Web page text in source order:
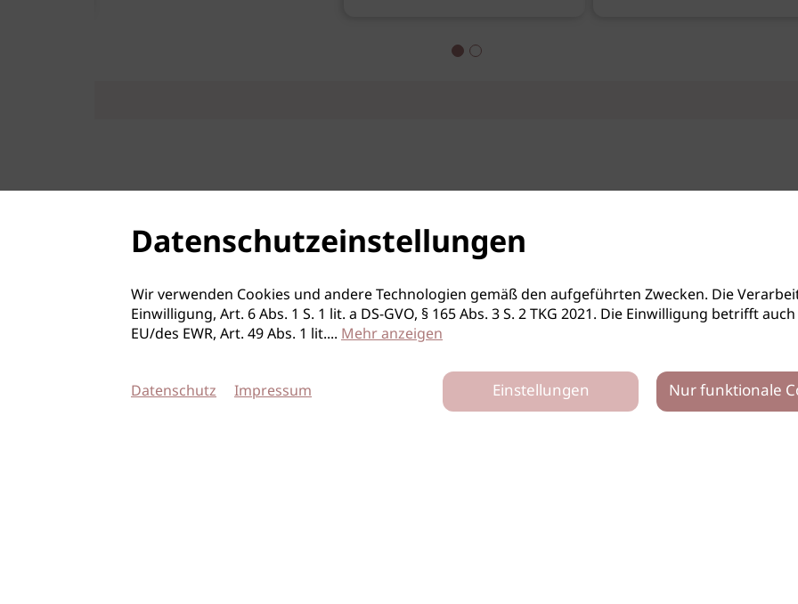
Datenschutzeinstellungen
Wir verwenden Cookies und andere Technologien gemäß den aufgeführten Zwecken. Die
Einwilligung, Art. 6 Abs. 1 S. 1 lit. a DS-GVO, § 165 Abs. 3 S. 2 TKG 2021. Die Einwilligung betrifft
EU/des EWR, Art. 49 Abs. 1 lit.... Mehr anzeigen
Datenschutz Impressum Einstellungen Nur funktionale